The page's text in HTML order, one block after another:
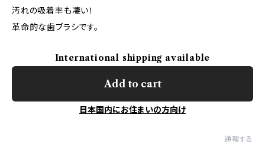
汚れの吸着率も凄い！
革命的な歯ブラシです。
International shipping available
Add to cart
日本国内にお住まいの方向け
通報する